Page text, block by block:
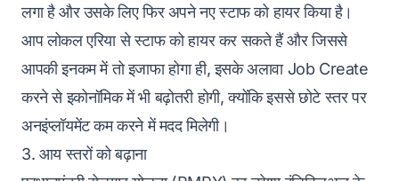
लगा है और उसके लिए फिर अपने नए स्टाफ को हायर किया है।
आप लोकल एरिया से स्टाफ को हायर कर सकते हैं और जिससे
आपकी इनकम में तो इजाफा होगा ही, इसके अलावा Job Create
करने से इकोनॉमिक में भी बढ़ोतरी होगी, क्योंकि इससे छोटे स्तर पर
अनइंप्लॉयमेंट कम करने में मदद मिलेगी।
3. आय स्तरों को बढ़ाना